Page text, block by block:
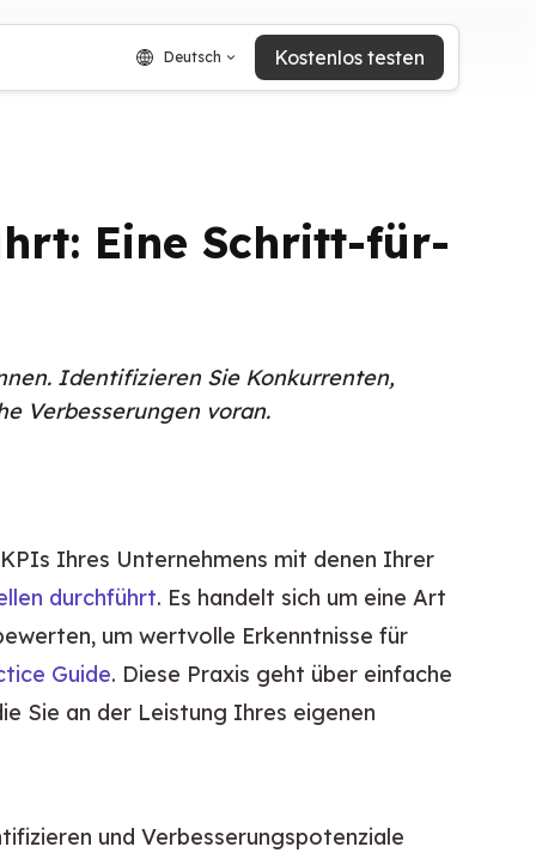
Deutsch Kostenlos testen
Eine Schritt-für-
Identifizieren Sie Konkurrenten,
Verbesserungen voran.
Ihres Unternehmens mit denen Ihrer
durchführt. Es handelt sich um eine Art
um wertvolle Erkenntnisse für
Guide. Diese Praxis geht über einfache
Sie an der Leistung Ihres eigenen
und Verbesserungspotenziale